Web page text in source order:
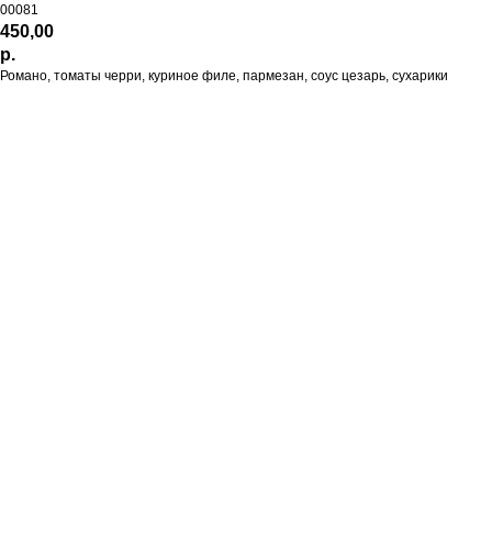
00081
450,00
р.
Романо, томаты черри, куриное филе, пармезан, соус цезарь, сухарики